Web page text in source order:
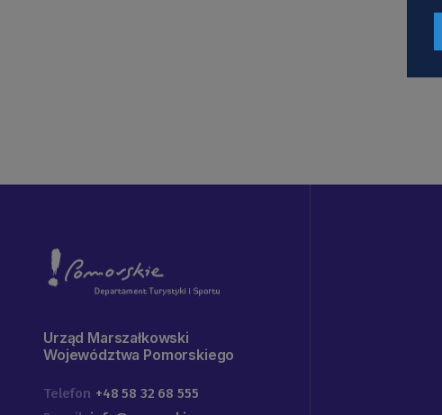
Urząd Marszałkowski
Województwa Pomorskiego
Telefon +48 58 32 68 555